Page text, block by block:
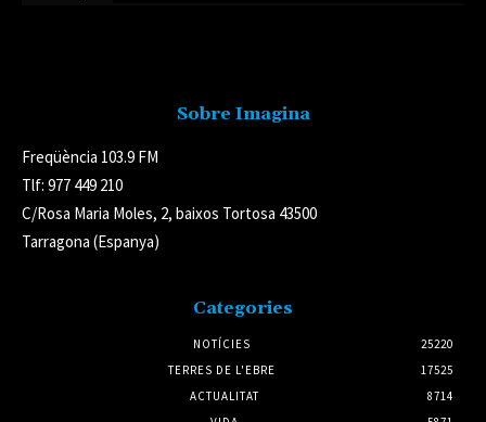
Sobre Imagina
Freqüència 103.9 FM
Tlf: 977 449 210
C/Rosa Maria Moles, 2, baixos Tortosa 43500
Tarragona (Espanya)
Categories
NOTÍCIES
25220
TERRES DE L'EBRE
17525
ACTUALITAT
8714